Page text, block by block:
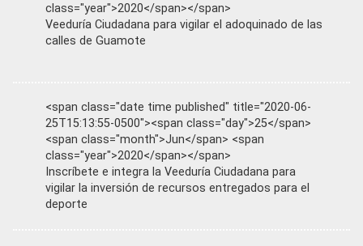
class="year">2020</span></span>
Veeduría Ciudadana para vigilar el adoquinado de las
calles de Guamote
<span class="date time published" title="2020-06-
25T15:13:55-0500"><span class="day">25</span>
<span class="month">Jun</span> <span
class="year">2020</span></span>
Inscríbete e integra la Veeduría Ciudadana para
vigilar la inversión de recursos entregados para el
deporte